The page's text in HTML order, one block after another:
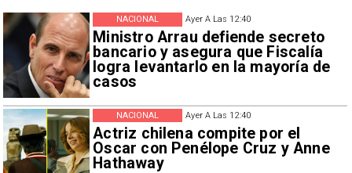
Ayer A Las 12:40
Ministro Arrau defiende secreto
bancario y asegura que Fiscalía
logra levantarlo en la mayoría de
casos
NACIONAL
Ayer A Las 12:40
Actriz chilena compite por el
Oscar con Penélope Cruz y Anne
Hathaway
NACIONAL